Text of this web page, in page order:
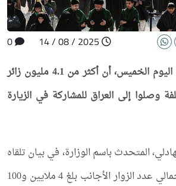
أعلنت وزارة الداخلية اليوم الخميس، أن أكثر من 4.1 مليون زائر
وصلوا إلى العراق للمشاركة في الزيارة
المتحدث باسم الوزارة، في بيان تلقاه
كلمة الإخباري، إن "إجمالي عدد الزوار الأجانب بلغ 4 ملايين و100